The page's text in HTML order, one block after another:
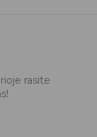
rasite